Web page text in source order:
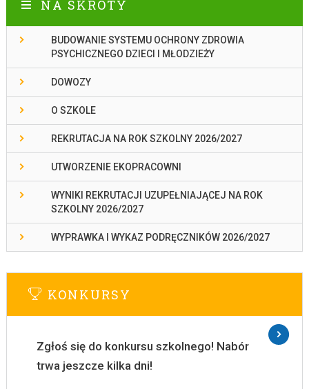
NA SKRÓTY
BUDOWANIE SYSTEMU OCHRONY ZDROWIA
PSYCHICZNEGO DZIECI I MŁODZIEŻY
DOWOZY
O SZKOLE
REKRUTACJA NA ROK SZKOLNY 2026/2027
UTWORZENIE EKOPRACOWNI
WYNIKI REKRUTACJI UZUPEŁNIAJĄCEJ NA ROK
SZKOLNY 2026/2027
WYPRAWKA I WYKAZ PODRĘCZNIKÓW 2026/2027
KONKURSY
Zgłoś się do konkursu szkolnego! Nabór
trwa jeszcze kilka dni!